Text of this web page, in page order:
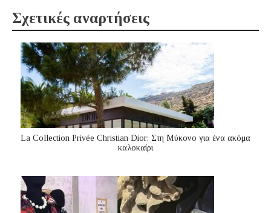
Σχετικές αναρτήσεις
La Collection Privée Christian Dior: Στη Μύκονο για ένα ακόμα
καλοκαίρι